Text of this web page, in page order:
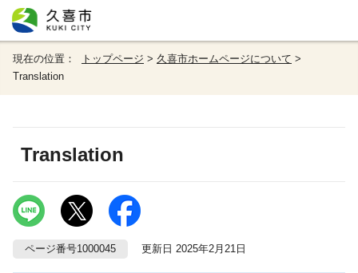
現在の位置： トップページ > 久喜市ホームページについて >
Translation
Translation
ページ番号1000045 更新日 2025年2月21日